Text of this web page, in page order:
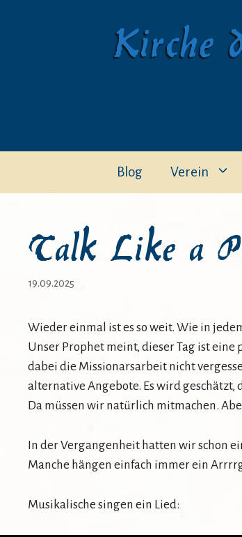
Kirche
Blog Verein
Talk Like a
19.09.2025
Wieder einmal ist es so weit. Wie in
Unser Prophet meint, dieser Tag ist
dabei die Missionarsarbeit nicht
alternative Angebote. Es wird geschätzt,
Da müssen wir natürlich mitmachen.
In der Vergangenheit hatten wir schon
Manche hängen einfach immer ein
Musikalische singen ein Lied: